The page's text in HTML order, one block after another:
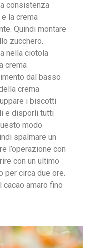
consistenza
la crema
Quindi montare
zucchero.
nella ciotola
crema
dal basso
crema
i biscotti
e disporli tutti
modo
spalmare un
l’operazione con
con un ultimo
per circa due ore.
amaro fino